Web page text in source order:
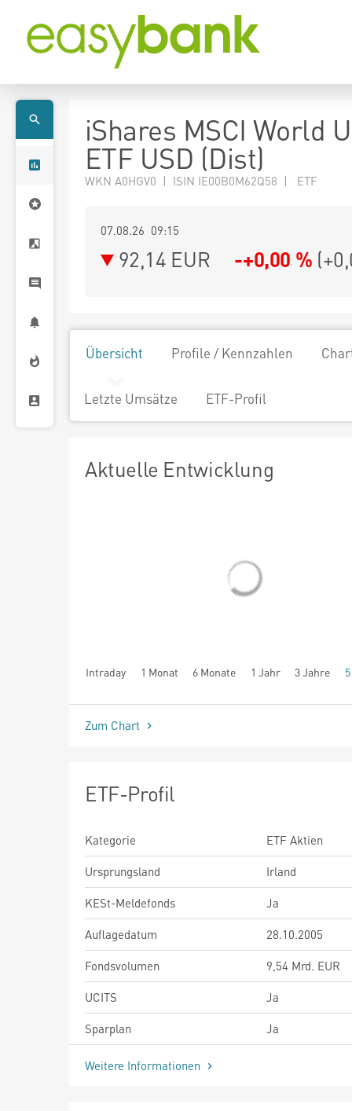
iShares MSCI World
ETF USD (Dist)
WKN A0HGV0 | ISIN IE00B0M62Q58 | ETF
07.08.26 09:15
92,14 EUR -+0,00 % (
Übersicht Profile / Kennzahlen
Letzte Umsätze ETF-Profil
Aktuelle Entwicklung
Intraday 1 Monat 6 Monate 1 Jahr 3 Jahre
seit Beginn
Zum Chart
ETF-Profil
Kategorie
ETF Aktien
Ursprungsland
Irland
KESt-Meldefonds
Ja
Auflagedatum
28.10.2005
Fondsvolumen
9,54 Mrd. EUR
UCITS
Ja
Sparplan
Ja
Weitere Informationen